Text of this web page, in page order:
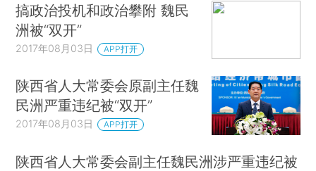
搞政治投机和政治攀附 魏民
洲被“双开”
2017年08月03日 APP打开
陕西省人大常委会原副主任魏
民洲严重违纪被“双开”
2017年08月03日 APP打开
陕西省人大常委会副主任魏民洲涉严重违纪被